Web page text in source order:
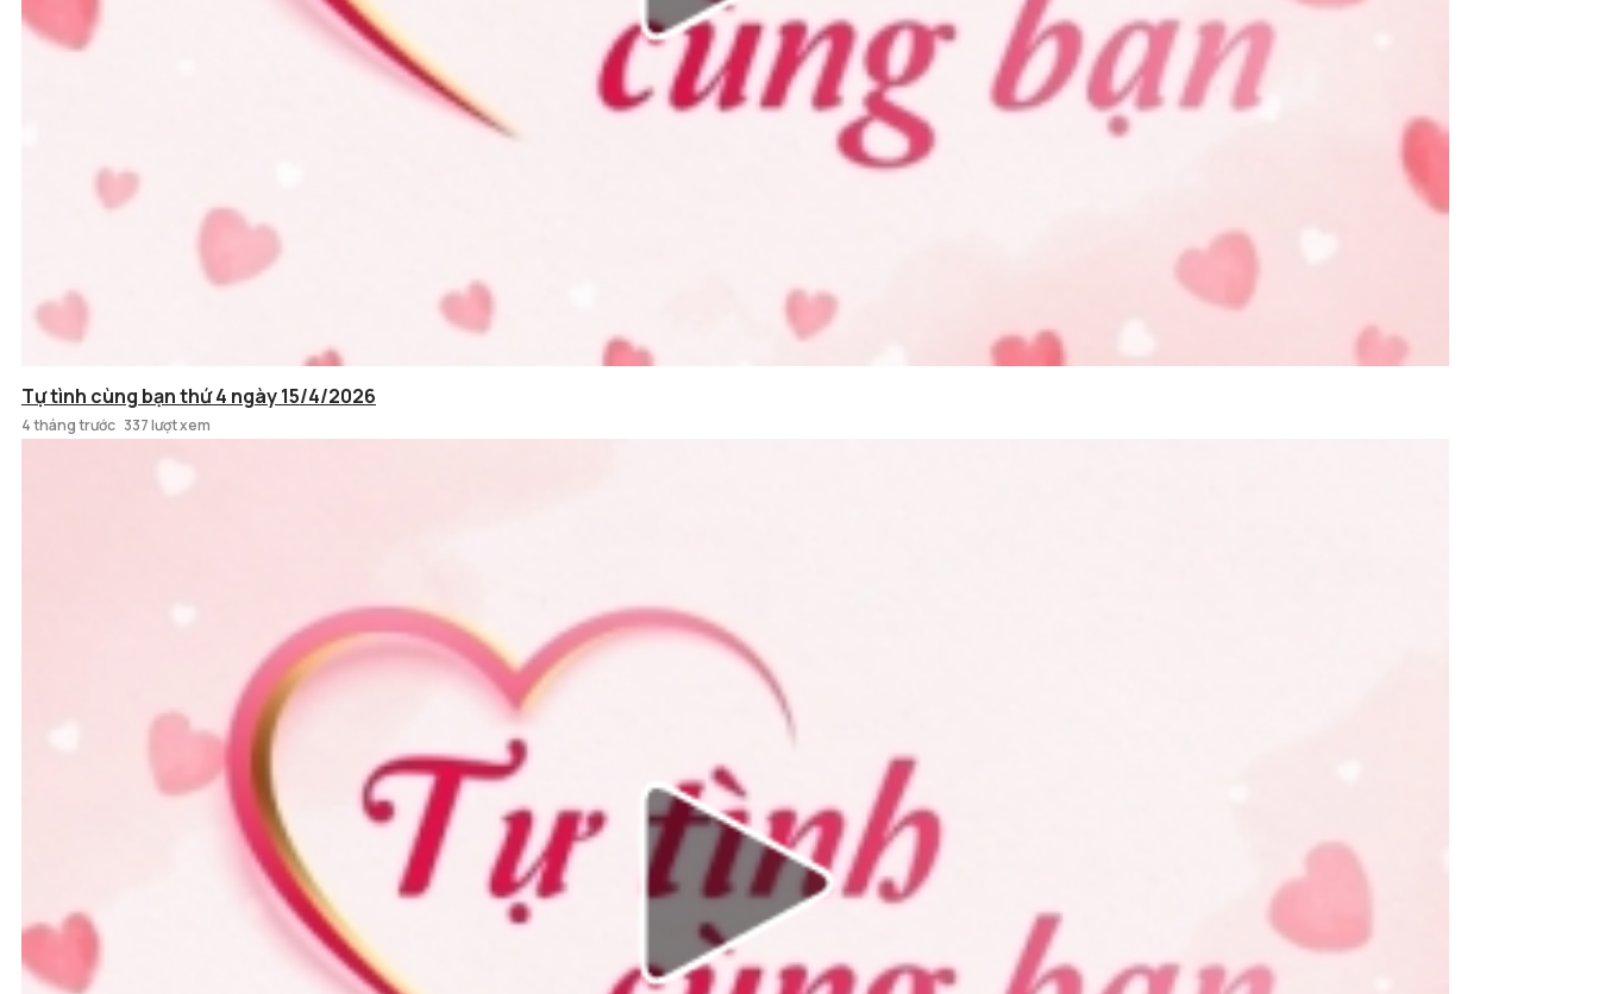
Tự tình cùng bạn thứ 4 ngày 15/4/2026
4 tháng trước 337 lượt xem